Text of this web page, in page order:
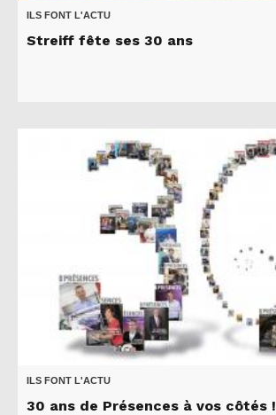
ILS FONT L'ACTU
Streiff fête ses 30 ans
ILS FONT L'ACTU
30 ans de Présences à vos côtés !